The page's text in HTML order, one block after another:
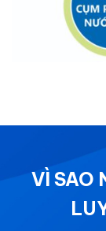
VÌ SAO